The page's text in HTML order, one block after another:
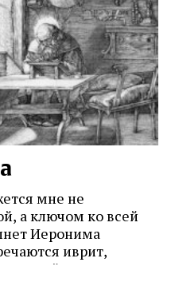
мне не
а ключом ко всей
Иеронима
иврит,
смысл и